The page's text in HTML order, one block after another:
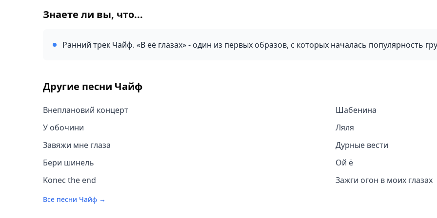
Знаете ли вы, что...
Ранний трек Чайф. «В её глазах» - один из первых образов, с которых началась популярность
Другие песни Чайф
Внеплановий концерт
У обочини
Завяжи мне глаза
Бери шинель
Konec the end
Шабенина
Ляля
Дурные вести
Ой ё
Зажги огон в моих глазах
Все песни Чайф →